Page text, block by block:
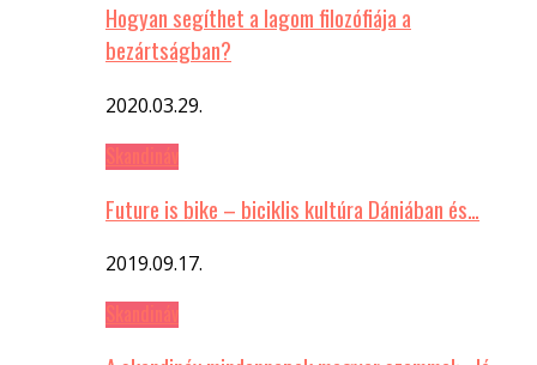
Hogyan segíthet a lagom filozófiája a
bezártságban?
2020.03.29.
Future is bike – biciklis kultúra Dániában és…
2019.09.17.